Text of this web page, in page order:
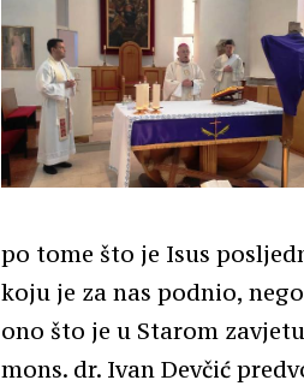
po tome što je Isus
koju je za nas podnio,
ono što je u Starom
mons. dr. Ivan Devčić